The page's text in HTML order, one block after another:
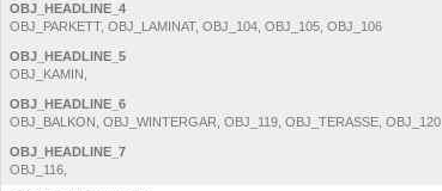
OBJ_HEADLINE_4
OBJ_PARKETT, OBJ_LAMINAT, OBJ_104, OBJ_105, OBJ_106
OBJ_HEADLINE_5
OBJ_KAMIN,
OBJ_HEADLINE_6
OBJ_BALKON, OBJ_WINTERGAR, OBJ_119, OBJ_TERASSE, OBJ_120
OBJ_HEADLINE_7
OBJ_116,